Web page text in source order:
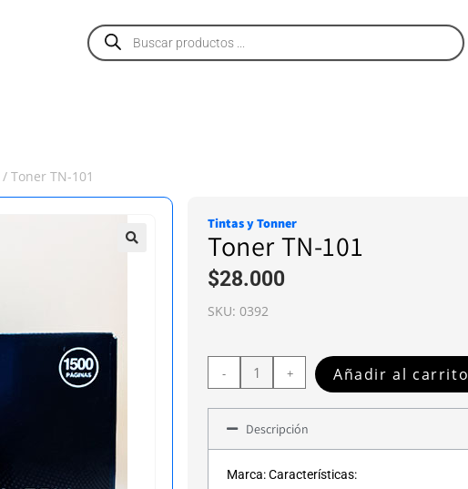
/ Toner TN-101
Tintas y Tonner
Toner TN-101
$28.000
SKU: 0392
- + Añadir al carrito
Descripción
Marca: Características: